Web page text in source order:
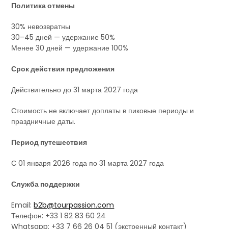
Политика отмены
30% невозвратны
30–45 дней — удержание 50%
Менее 30 дней — удержание 100%
Срок действия предложения
Действительно до 31 марта 2027 года
Стоимость не включает доплаты в пиковые периоды и
праздничные даты.
Период путешествия
С 01 января 2026 года по 31 марта 2027 года
Служба поддержки
Email:b2b@tourpassion.com
Телефон: +33 1 82 83 60 24
Whatsapp: +33 7 66 26 04 51 (экстренный контакт)